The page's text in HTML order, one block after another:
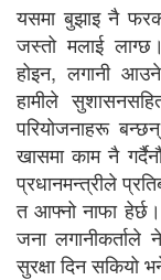
यसमा बुझाइ नै
जस्तो मलाई
होइन, लगानी
हामीले
परियोजनाहरू
खासमा काम नै
प्रधानमन्त्रीले
त आफ्नो नाफा
जना लगानीकर्ताले
सुरक्षा दिन सकियो